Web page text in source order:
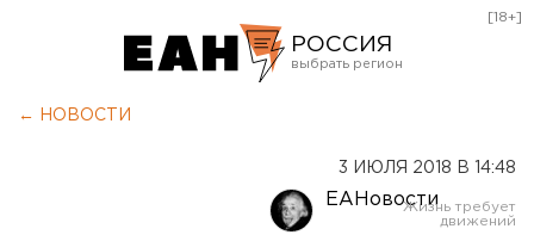
РОССИЯ
Оренбург
[18+]
← НОВОСТИ
3 ИЮЛЯ 2018 В 14:48
ЕАНовости